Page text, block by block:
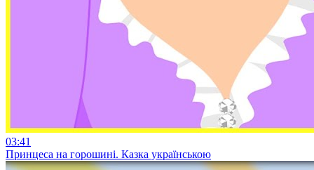
03:41
Принцеса на горошині. Казка українською